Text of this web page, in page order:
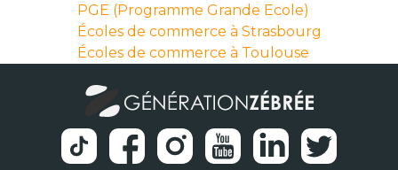
PGE (Programme Grande Ecole)
Écoles de commerce à Strasbourg
Écoles de commerce à Toulouse